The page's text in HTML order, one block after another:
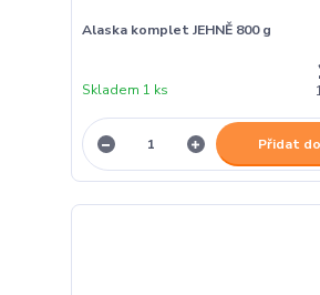
Alaska komplet JEHNĚ 800 g
Skladem 1 ks
Přidat